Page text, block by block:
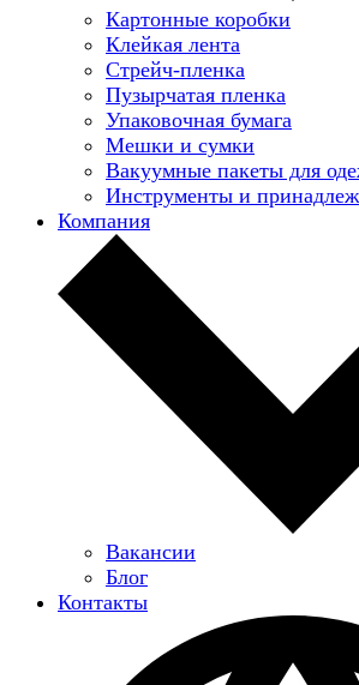
Картонные коробки
Клейкая лента
Стрейч-пленка
Пузырчатая пленка
Упаковочная бумага
Мешки и сумки
Вакуумные пакеты для
Инструменты и
Компания
Вакансии
Блог
Контакты